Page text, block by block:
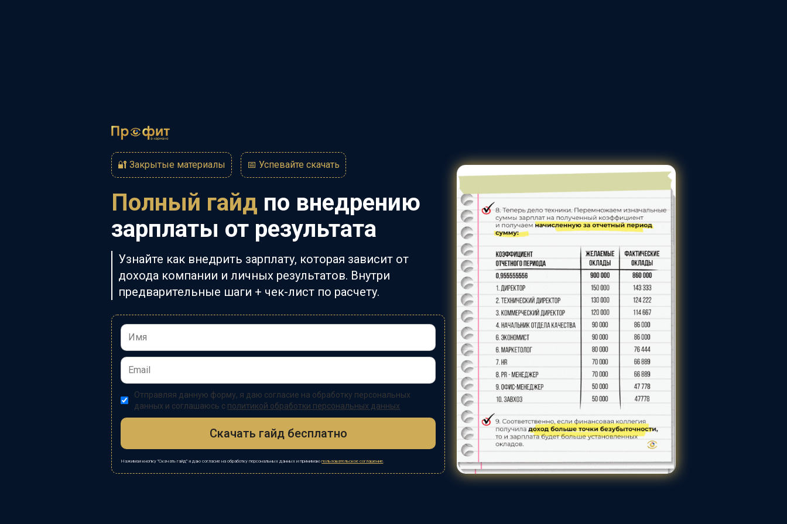
🔐 Закрытые материалы 📅Успевайте скачать
Полный гайд по внедрению
зарплаты от результата
Узнайте как внедрить зарплату, которая зависит от
дохода компании и личных результатов. Внутри
предварительные шаги + чек-лист по расчету.
Отправляя данную форму, я даю согласие на обработку персональных
данных и соглашаюсь с политикой обработки персональных данных
Скачать гайд бесплатно
Нажимая кнопку "Скачать гайд" я даю согласие на обработку персональных данных и принимаюпользовательское соглашение